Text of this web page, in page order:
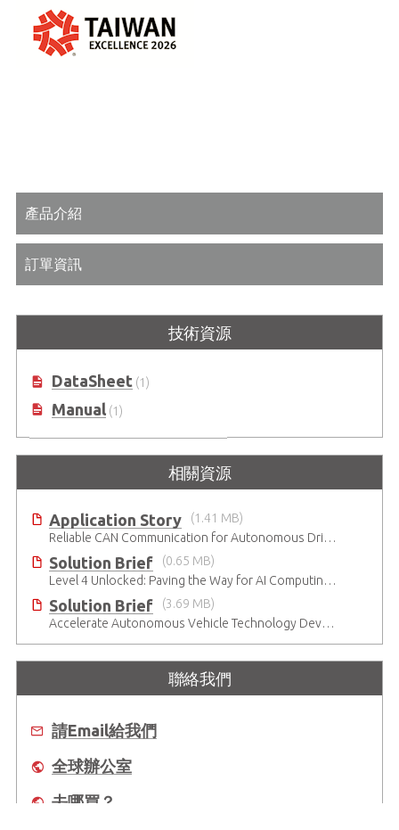
產品介紹
訂單資訊
技術資源
DataSheet(1)
Manual(1)
相關資源
Application Story
(1.41 MB)
Reliable CAN Communication for Autonomous Driving
Solution Brief
(0.65 MB)
Level 4 Unlocked: Paving the Way for AI Computing in AVs
Solution Brief
(3.69 MB)
Accelerate Autonomous Vehicle Technology Development
聯絡我們
請Email給我們
全球辦公室
去哪買？